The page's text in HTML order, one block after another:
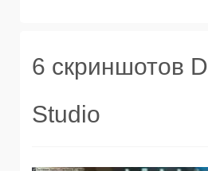
6 скриншотов
Studio